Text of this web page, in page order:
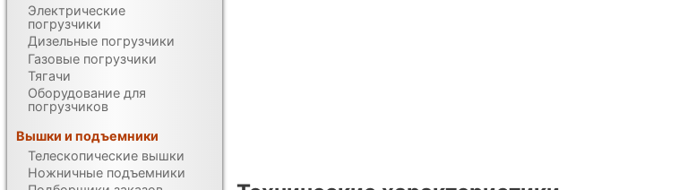
Электрические
погрузчики
Дизельные погрузчики
Газовые погрузчики
Тягачи
Оборудование для
погрузчиков
Вышки и подъемники
Телескопические вышки
Ножничные подъемники